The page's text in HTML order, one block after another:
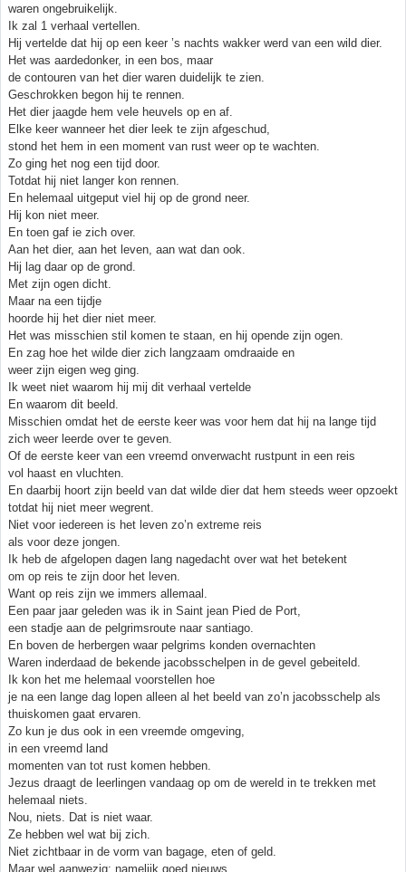
waren ongebruikelijk.
Ik zal 1 verhaal vertellen.
Hij vertelde dat hij op een keer ’s nachts wakker werd van een wild dier.
Het was aardedonker, in een bos, maar
de contouren van het dier waren duidelijk te zien.
Geschrokken begon hij te rennen.
Het dier jaagde hem vele heuvels op en af.
Elke keer wanneer het dier leek te zijn afgeschud,
stond het hem in een moment van rust weer op te wachten.
Zo ging het nog een tijd door.
Totdat hij niet langer kon rennen.
En helemaal uitgeput viel hij op de grond neer.
Hij kon niet meer.
En toen gaf ie zich over.
Aan het dier, aan het leven, aan wat dan ook.
Hij lag daar op de grond.
Met zijn ogen dicht.
Maar na een tijdje
hoorde hij het dier niet meer.
Het was misschien stil komen te staan, en hij opende zijn ogen.
En zag hoe het wilde dier zich langzaam omdraaide en
weer zijn eigen weg ging.
Ik weet niet waarom hij mij dit verhaal vertelde
En waarom dit beeld.
Misschien omdat het de eerste keer was voor hem dat hij na lange tijd
zich weer leerde over te geven.
Of de eerste keer van een vreemd onverwacht rustpunt in een reis
vol haast en vluchten.
En daarbij hoort zijn beeld van dat wilde dier dat hem steeds weer opzoekt
totdat hij niet meer wegrent.
Niet voor iedereen is het leven zo’n extreme reis
als voor deze jongen.
Ik heb de afgelopen dagen lang nagedacht over wat het betekent
om op reis te zijn door het leven.
Want op reis zijn we immers allemaal.
Een paar jaar geleden was ik in Saint jean Pied de Port,
een stadje aan de pelgrimsroute naar santiago.
En boven de herbergen waar pelgrims konden overnachten
Waren inderdaad de bekende jacobsschelpen in de gevel gebeiteld.
Ik kon het me helemaal voorstellen hoe
je na een lange dag lopen alleen al het beeld van zo’n jacobsschelp als
thuiskomen gaat ervaren.
Zo kun je dus ook in een vreemde omgeving,
in een vreemd land
momenten van tot rust komen hebben.
Jezus draagt de leerlingen vandaag op om de wereld in te trekken met
helemaal niets.
Nou, niets. Dat is niet waar.
Ze hebben wel wat bij zich.
Niet zichtbaar in de vorm van bagage, eten of geld.
Maar wel aanwezig: namelijk goed nieuws.